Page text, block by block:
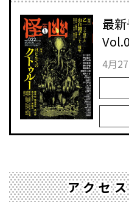
最
4月
アクセ